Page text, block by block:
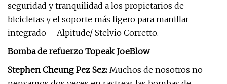
seguridad y tranquilidad a los propietarios de
bicicletas y el soporte más ligero para manillar
integrado – Alpitude/ Stelvio Corretto.
Bomba de refuerzo Topeak JoeBlow
Stephen Cheung Pez Sez: Muchos de nosotros no